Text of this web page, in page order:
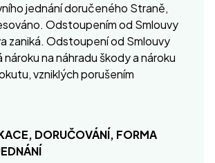
jednání doručeného Straně,
Odstoupením od Smlouvy
zaniká. Odstoupení od Smlouvy
na náhradu škody a nároku
vzniklých porušením
DORUČOVÁNÍ, FORMA